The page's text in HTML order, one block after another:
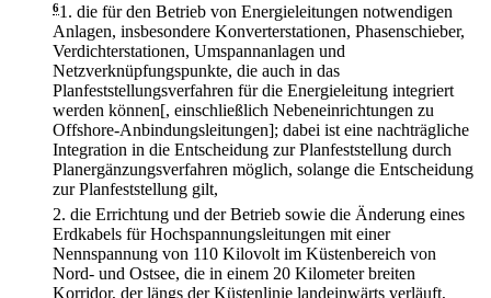
61. die für den Betrieb von Energieleitungen notwendigen
Anlagen, insbesondere Konverterstationen, Phasenschieber,
Verdichterstationen, Umspannanlagen und
Netzverknüpfungspunkte, die auch in das
Planfeststellungsverfahren für die Energieleitung integriert
werden können[, einschließlich Nebeneinrichtungen zu
Offshore-Anbindungsleitungen]; dabei ist eine nachträgliche
Integration in die Entscheidung zur Planfeststellung durch
Planergänzungsverfahren möglich, solange die Entscheidung
zur Planfeststellung gilt,
2. die Errichtung und der Betrieb sowie die Änderung eines
Erdkabels für Hochspannungsleitungen mit einer
Nennspannung von 110 Kilovolt im Küstenbereich von
Nord- und Ostsee, die in einem 20 Kilometer breiten
Korridor, der längs der Küstenlinie landeinwärts verläuft,